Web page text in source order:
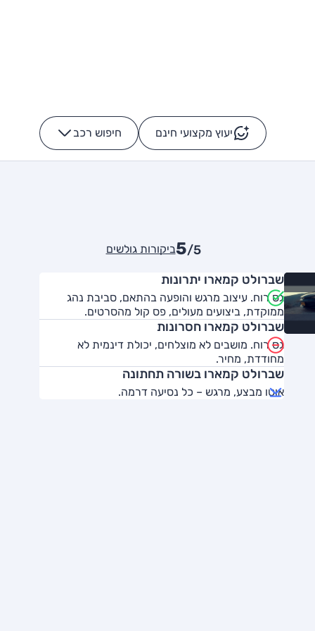
יעוץ מקצועי חינם חיפוש רכב -
5/5 ביקורות גולשים
שברולט קמארו יתרונות
גס רוח. עיצוב מרגש והופעה בהתאם, סביבת נהג
ממוקדת, ביצועים מעולים, פס קול מהסרטים.
שברולט קמארו חסרונות
גס רוח. מושבים לא מוצלחים, יכולת דינמית לא
מחודדת, מחיר.
שברולט קמארו בשורה תחתונה
אוטו מבצע, מרגש – כל נסיעה דרמה.